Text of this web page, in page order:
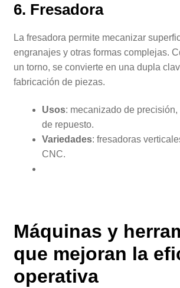
6. Fresadora
La fresadora permite mecanizar
engranajes y otras formas complejas.
un torno, se convierte en una dupla
fabricación de piezas.
Usos: mecanizado de
de repuesto.
Variedades: fresadoras
CNC.
Máquinas y
que mejoran la
operativa